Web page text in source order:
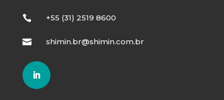
 +55 (31) 2519 8600
 shimin.br@shimin.com.br